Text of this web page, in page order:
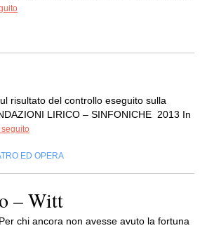
risultato del controllo eseguito sulla
LIRICO – SINFONICHE 2013 In
seguito
ED OPERA
– Witt
Per chi ancora non avesse avuto la fortuna